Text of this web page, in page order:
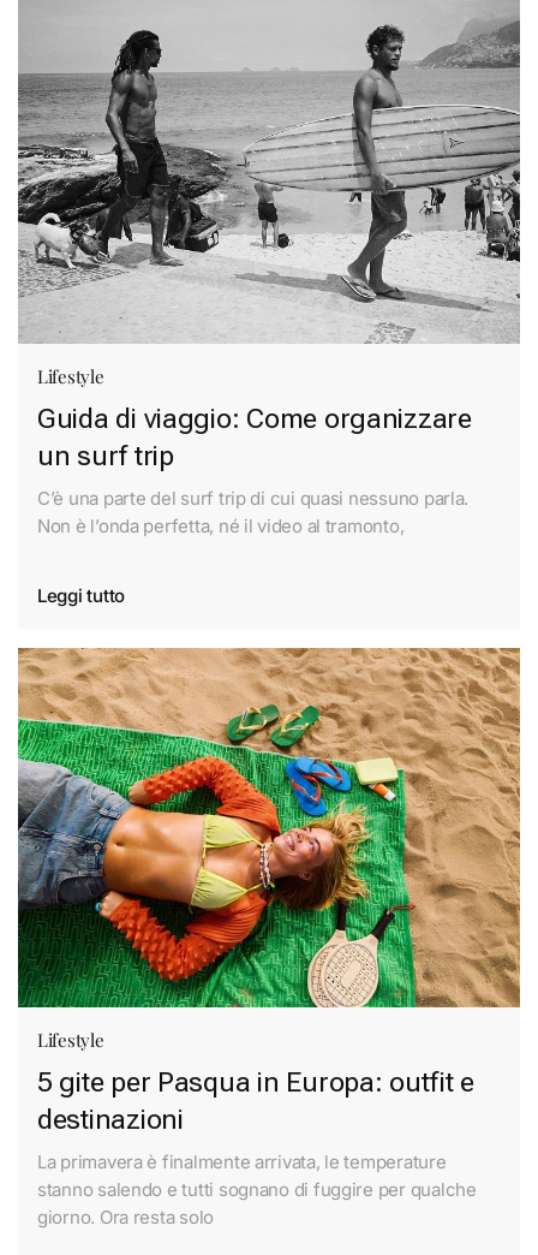
Lifestyle
Guida di viaggio: Come organizzare
un surf trip
C’è una parte del surf trip di cui quasi nessuno parla.
Non è l’onda perfetta, né il video al tramonto,
Leggi tutto
Lifestyle
5 gite per Pasqua in Europa: outfit e
destinazioni
La primavera è finalmente arrivata, le temperature
stanno salendo e tutti sognano di fuggire per qualche
giorno. Ora resta solo